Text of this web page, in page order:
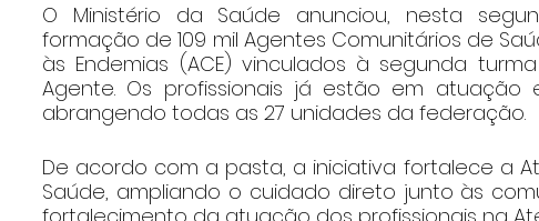
O Ministério da Saúde anunciou, nesta
formação de 109 mil Agentes Comunitários de
às Endemias (ACE) vinculados à segunda
Agente. Os profissionais já estão em atuação
abrangendo todas as 27 unidades da federação.
De acordo com a pasta, a iniciativa fortalece a
Saúde, ampliando o cuidado direto junto às